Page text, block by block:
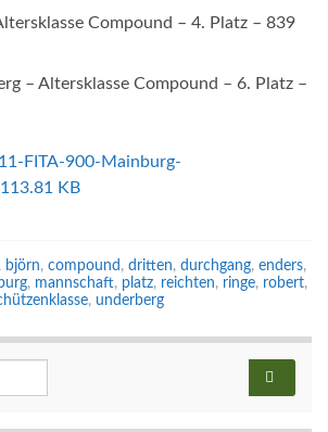
Compound – 4. Platz – 839
– Altersklasse Compound – 6. Platz –
FITA-900-Mainburg-
113.81 KB
björn, compound , dritten, durchgang, enders,
, mannschaft, platz, reichten, ringe, robert,
, underberg